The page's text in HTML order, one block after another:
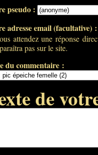
pseudo :
adresse email (facultative)
attendez une réponse
pas sur le site.
du commentaire :
de